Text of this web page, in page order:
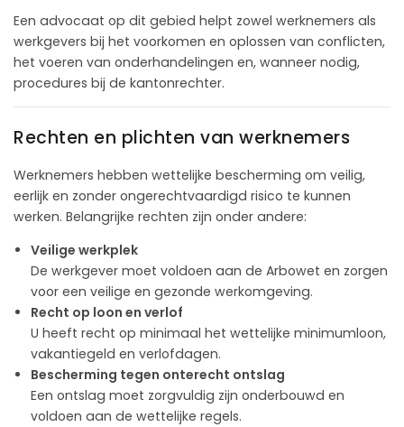
Een advocaat op dit gebied helpt zowel werknemers als
werkgevers bij het voorkomen en oplossen van conflicten,
het voeren van onderhandelingen en, wanneer nodig,
procedures bij de kantonrechter.
Rechten en plichten van werknemers
Werknemers hebben wettelijke bescherming om veilig,
eerlijk en zonder ongerechtvaardigd risico te kunnen
werken. Belangrijke rechten zijn onder andere:
Veilige werkplek
De werkgever moet voldoen aan de Arbowet en zorgen
voor een veilige en gezonde werkomgeving.
Recht op loon en verlof
U heeft recht op minimaal het wettelijke minimumloon,
vakantiegeld en verlofdagen.
Bescherming tegen onterecht ontslag
Een ontslag moet zorgvuldig zijn onderbouwd en
voldoen aan de wettelijke regels.